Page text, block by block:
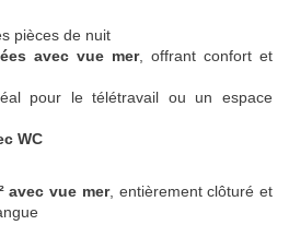
pièces de nuit
avec vue mer, offrant confort et
pour le télétravail ou un espace
WC
avec vue mer, entièrement clôturé et